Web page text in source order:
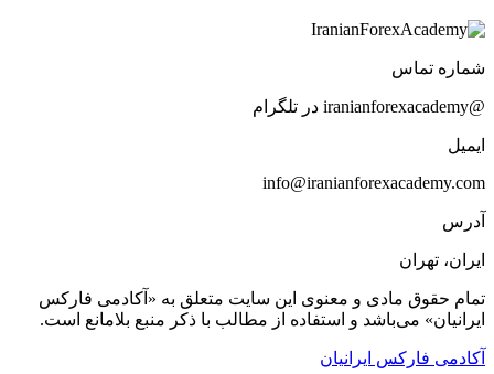
شماره تماس
@iranianforexacademy در تلگرام
ایمیل
info@iranianforexacademy.com
آدرس
ایران، تهران
تمام حقوق مادی و معنوی این سایت متعلق به «آکادمی فارکس
ایرانیان» می‌باشد و استفاده از مطالب با ذکر منبع بلامانع است.
آکادمی فارکس ایرانیان